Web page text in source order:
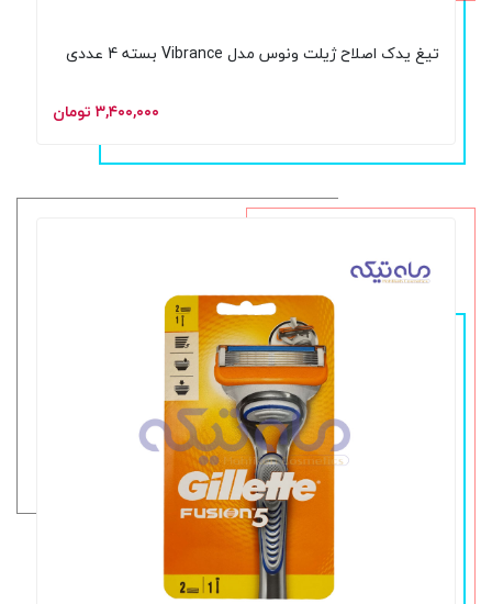
تیغ یدک اصلاح ژیلت ونوس مدل Vibrance بسته 4 عددی
۳,۴۰۰,۰۰۰ تومان